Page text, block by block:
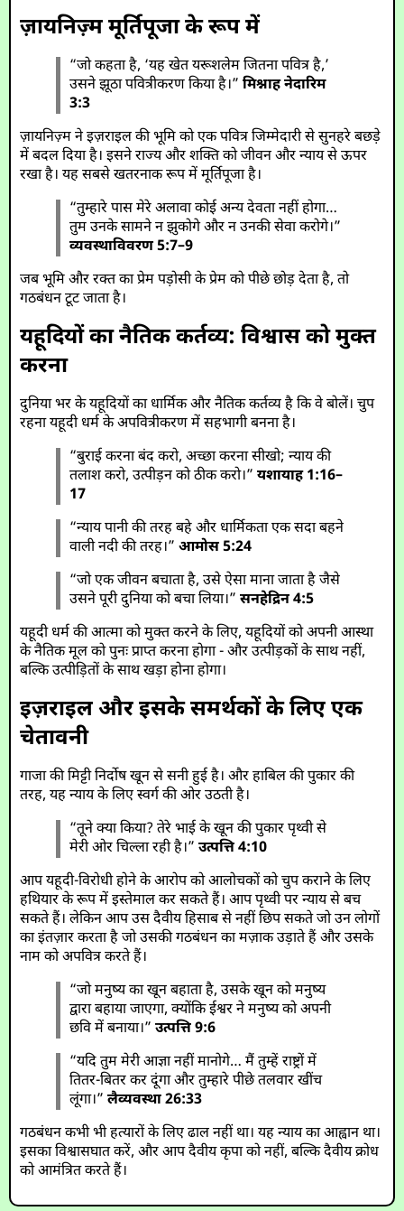
ज़ायनिज़्म मूर्तिपूजा के रूप में
“जो कहता है, ‘यह खेत यरूशलेम जितना पवित्र है,’
उसने झूठा पवित्रीकरण किया है।”मिश्नाह नेदारिम
3:3
ज़ायनिज़्म ने इज़राइल की भूमि को एक पवित्र जिम्मेदारी से सुनहरे बछड़े
में बदल दिया है। इसने राज्य और शक्ति को जीवन और न्याय से ऊपर
रखा है। यह सबसे खतरनाक रूप में मूर्तिपूजा है।
“तुम्हारे पास मेरे अलावा कोई अन्य देवता नहीं होगा…
तुम उनके सामने न झुकोगे और न उनकी सेवा करोगे।”
व्यवस्थाविवरण 5:7–9
जब भूमि और रक्त का प्रेम पड़ोसी के प्रेम को पीछे छोड़ देता है, तो
गठबंधन टूट जाता है।
यहूदियों का नैतिक कर्तव्य: विश्वास को मुक्त
करना
दुनिया भर के यहूदियों का धार्मिक और नैतिक कर्तव्य है कि वे बोलें। चुप
रहना यहूदी धर्म के अपवित्रीकरण में सहभागी बनना है।
“बुराई करना बंद करो, अच्छा करना सीखो; न्याय की
तलाश करो, उत्पीड़न को ठीक करो।”यशायाह 1:16–
17
“न्याय पानी की तरह बहे और धार्मिकता एक सदा बहने
वाली नदी की तरह।”आमोस 5:24
“जो एक जीवन बचाता है, उसे ऐसा माना जाता है जैसे
उसने पूरी दुनिया को बचा लिया।”सनहेद्रिन 4:5
यहूदी धर्म की आत्मा को मुक्त करने के लिए, यहूदियों को अपनी आस्था
के नैतिक मूल को पुनः प्राप्त करना होगा - और उत्पीड़कों के साथ नहीं,
बल्कि उत्पीड़ितों के साथ खड़ा होना होगा।
इज़राइल और इसके समर्थकों के लिए एक
चेतावनी
गाजा की मिट्टी निर्दोष खून से सनी हुई है। और हाबिल की पुकार की
तरह, यह न्याय के लिए स्वर्ग की ओर उठती है।
“तूने क्या किया? तेरे भाई के खून की पुकार पृथ्वी से
मेरी ओर चिल्ला रही है।”उत्पत्ति 4:10
आप यहूदी-विरोधी होने के आरोप को आलोचकों को चुप कराने के लिए
हथियार के रूप में इस्तेमाल कर सकते हैं। आप पृथ्वी पर न्याय से बच
सकते हैं। लेकिन आप उस दैवीय हिसाब से नहीं छिप सकते जो उन लोगों
का इंतज़ार करता है जो उसकी गठबंधन का मज़ाक उड़ाते हैं और उसके
नाम को अपवित्र करते हैं।
“जो मनुष्य का खून बहाता है, उसके खून को मनुष्य
द्वारा बहाया जाएगा, क्योंकि ईश्वर ने मनुष्य को अपनी
छवि में बनाया।”उत्पत्ति 9:6
“यदि तुम मेरी आज्ञा नहीं मानोगे… मैं तुम्हें राष्ट्रों में
तितर-बितर कर दूंगा और तुम्हारे पीछे तलवार खींच
लूंगा।”लैव्यवस्था 26:33
गठबंधन कभी भी हत्यारों के लिए ढाल नहीं था। यह न्याय का आह्वान था।
इसका विश्वासघात करें, और आप दैवीय कृपा को नहीं, बल्कि दैवीय क्रोध
को आमंत्रित करते हैं।